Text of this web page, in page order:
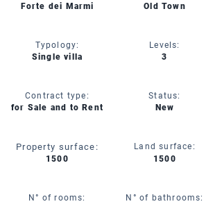
Forte dei Marmi
Typology:
Single villa
Contract type:
for Sale and to Rent
Property surface:
1500
N° of rooms:
Old Town
Levels:
3
Status:
New
Land surface:
1500
N° of bathrooms: